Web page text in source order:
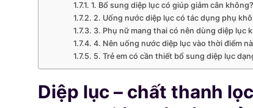
1. Bổ sung diệp lục có giúp giảm cân không?
2. Uống nước diệp lục có tác dụng phụ
3. Phụ nữ mang thai có nên dùng diệp lục
4. Nên uống nước diệp lục vào thời điểm
5. Trẻ em có cần thiết bổ sung diệp lục
Diệp lục – chất thanh